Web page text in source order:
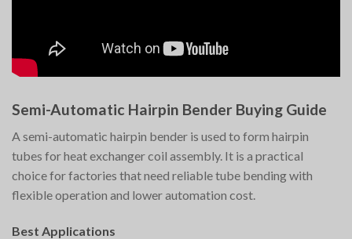
Semi-Automatic Hairpin Bender Buying Guide
A semi-automatic hairpin bender is used to form hairpin
tubes for heat exchanger coil assembly. It is a practical
choice for factories that need reliable tube bending with
flexible operation and lower automation cost.
Best Applications